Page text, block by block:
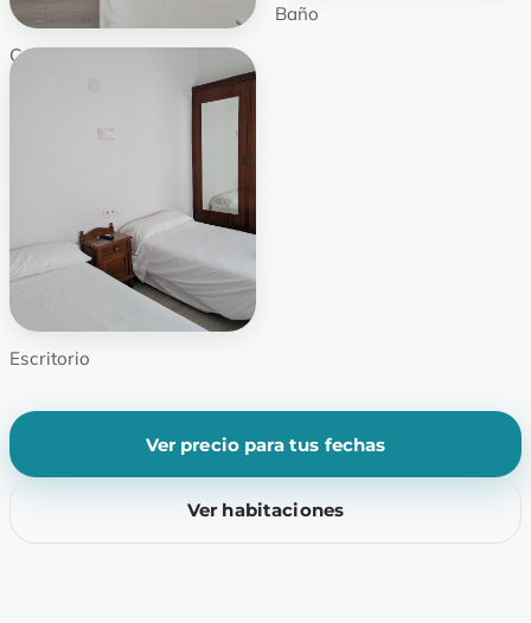
Cabecero
Baño
Escritorio
Ver precio para tus fechas
Ver habitaciones